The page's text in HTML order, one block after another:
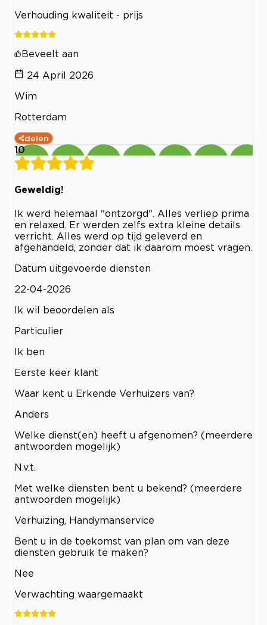
Verhouding kwaliteit - prijs
Beveelt aan
24 April 2026
Wim
Rotterdam
delen
10
Geweldig!
Ik werd helemaal "ontzorgd". Alles verliep prima
en relaxed. Er werden zelfs extra kleine details
verricht. Alles werd op tijd geleverd en
afgehandeld, zonder dat ik daarom moest vragen.
Datum uitgevoerde diensten
22-04-2026
Ik wil beoordelen als
Particulier
Ik ben
Eerste keer klant
Waar kent u Erkende Verhuizers van?
Anders
Welke dienst(en) heeft u afgenomen? (meerdere
antwoorden mogelijk)
N.v.t.
Met welke diensten bent u bekend? (meerdere
antwoorden mogelijk)
Verhuizing, Handymanservice
Bent u in de toekomst van plan om van deze
diensten gebruik te maken?
Nee
Verwachting waargemaakt